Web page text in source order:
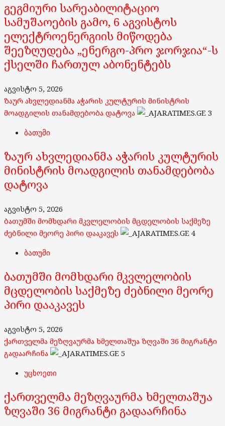
გეგმიური სარეაბილიტაციო
სამუშაოების გამო, 6 აგვისტოს
ელექტროენერგიის მიწოდება
შეეზღუდება „ენერგო-პრო ჯორჯია“-ს
ქსელში ჩართულ აბონენტებს
აგვისტო 5, 2026
ზაურ ახვლედიანმა აჭარის კულტურის მინისტრის
მოადგილის თანამდებობა დატოვა
3
ბათუმი
ზაურ ახვლედიანმა აჭარის კულტურის
მინისტრის მოადგილის თანამდებობა
დატოვა
აგვისტო 5, 2026
ბათუმში მომხდარი მკვლელობის მცდელობის საქმეზე
ძებნილი მეორე პირი დააკავეს
4
ბათუმი
ბათუმში მომხდარი მკვლელობის
მცდელობის საქმეზე ძებნილი მეორე
პირი დააკავეს
აგვისტო 5, 2026
ქართველმა მეზღვაურმა ხმელთაშუა ზღვაში 36 მიგრანტი
გადაარჩინა
5
უცხოეთი
ქართველმა მეზღვაურმა ხმელთაშუა
ზღვაში 36 მიგრანტი გადაარჩინა